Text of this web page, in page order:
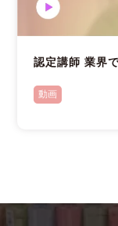
認定講師 業界
動画